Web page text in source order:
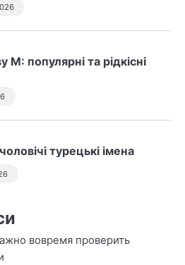
М: популярні та рідкісні
турецькі імена
вовремя проверить